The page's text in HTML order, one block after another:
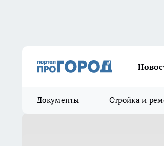
Документы Стройка и